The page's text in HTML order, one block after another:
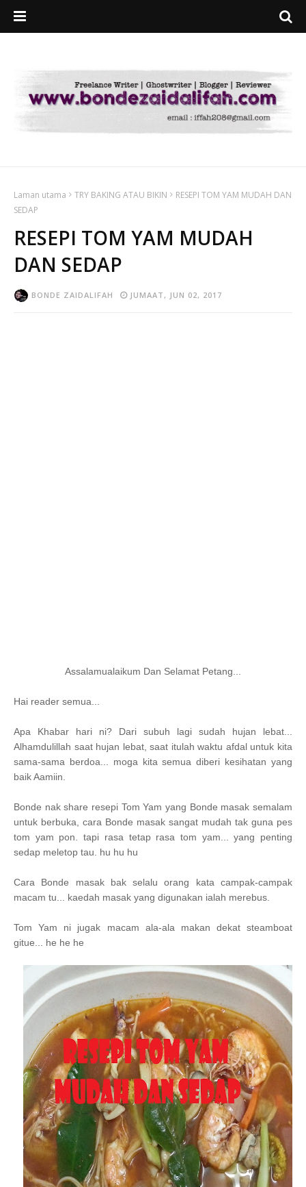
Laman utama TRY BAKING ATAU BIKIN
RESEPI TOM YAM MUDAH DAN
SEDAP
RESEPI TOM YAM MUDAH
DAN SEDAP
BONDE ZAIDALIFAH JUMAAT, JUN 02, 2017
Assalamualaikum Dan Selamat Petang...
Hai reader semua...
Apa Khabar hari ni? Dari subuh lagi sudah hujan lebat...
Alhamdulillah saat hujan lebat, saat itulah waktu afdal untuk kita
sama-sama berdoa... moga kita semua diberi kesihatan yang
baik Aamiin.
Bonde nak share resepi Tom Yam yang Bonde masak semalam
untuk berbuka, cara Bonde masak sangat mudah tak guna pes
tom yam pon. tapi rasa tetap rasa tom yam... yang penting
sedap meletop tau. hu hu hu
Cara Bonde masak bak selalu orang kata campak-campak
macam tu... kaedah masak yang digunakan ialah merebus.
Tom Yam ni jugak macam ala-ala makan dekat steamboat
gitue... he he he